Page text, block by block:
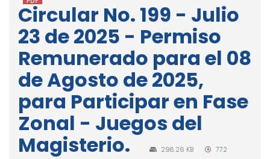
Circular No. 199 - Julio
23 de 2025 - Permiso
Remunerado para el 08
de Agosto de 2025,
para Participar en Fase
Zonal - Juegos del
Magisterio.
298.26 KB 772